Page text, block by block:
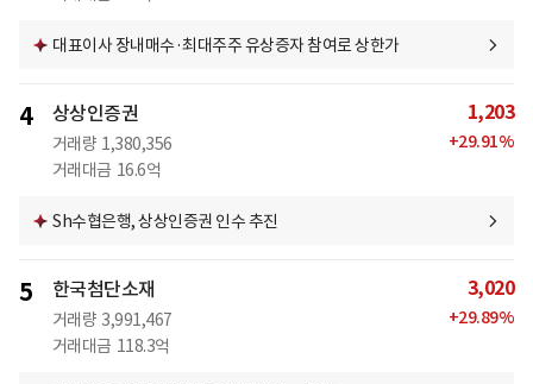
대표이사 장내매수·최대주주 유상증자 참여로 상한가
4 상상인증권
거래량 1,380,356
거래대금 16.6억
1,203
+29.91%
Sh수협은행, 상상인증권 인수 추진
5 한국첨단소재
거래량 3,991,467
거래대금 118.3억
3,020
+29.89%